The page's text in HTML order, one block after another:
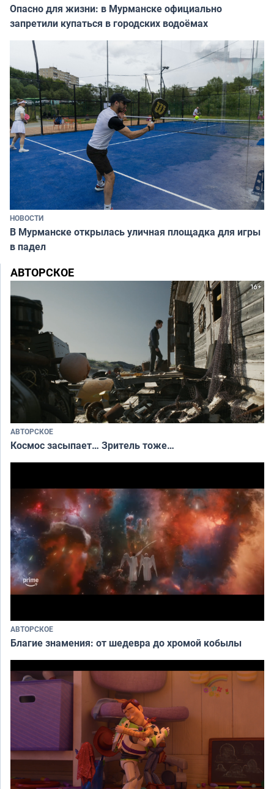
Опасно для жизни: в Мурманске официально
запретили купаться в городских водоёмах
НОВОСТИ
В Мурманске открылась уличная площадка для игры
в падел
АВТОРСКОЕ
АВТОРСКОЕ
Космос засыпает… Зритель тоже…
АВТОРСКОЕ
Благие знамения: от шедевра до хромой кобылы